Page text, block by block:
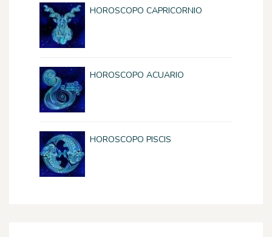
HOROSCOPO CAPRICORNIO
HOROSCOPO ACUARIO
HOROSCOPO PISCIS